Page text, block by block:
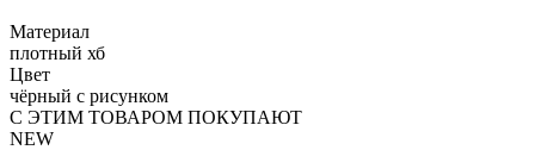
Материал
плотный хб
Цвет
чёрный с рисунком
С ЭТИМ ТОВАРОМ ПОКУПАЮТ
NEW